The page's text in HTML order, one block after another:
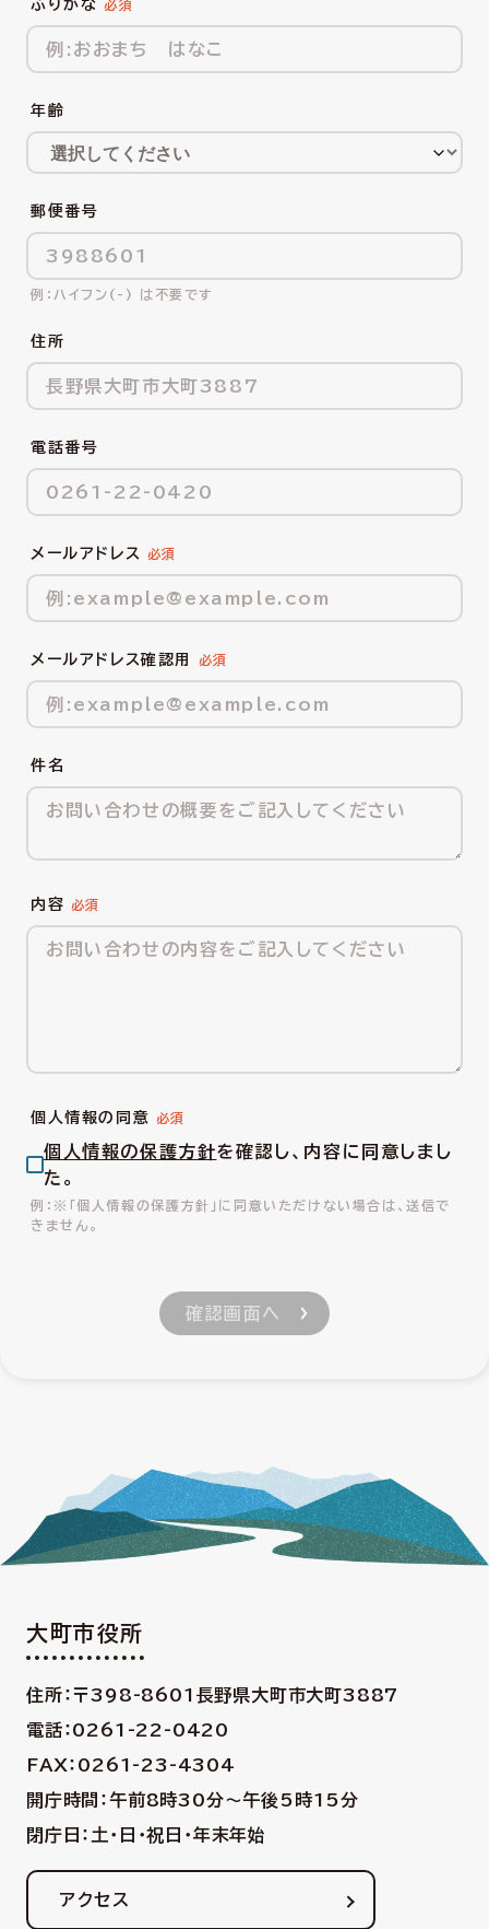
ふりがな
年齢
郵便番号
ハイフン(-) は不要です
住所
電話番号
メールアドレス
メールアドレス確認用
件名
内容
個人情報の同意
個人情報の保護方針を確認し、内容に同意しまし
た。
※「個人情報の保護方針」に同意いただけない場合は、送信で
きません。
大町市役所
住所：〒398-8601 長野県大町市大町3887
電話：0261-22-0420
FAX：0261-23-4304
開庁時間：午前8時30分〜午後5時15分
閉庁日：土・日・祝日・年末年始
アクセス